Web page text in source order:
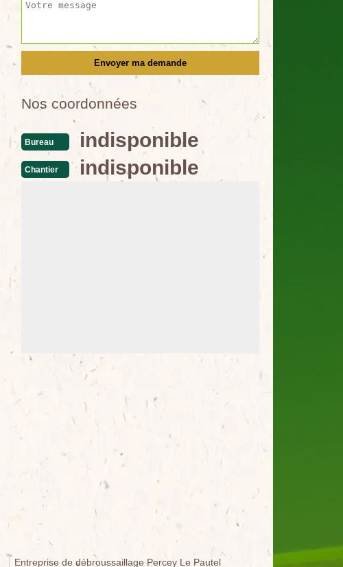
Nos coordonnées
Bureau indisponible
Chantier indisponible
Entreprise de débroussaillage Percey Le Pautel